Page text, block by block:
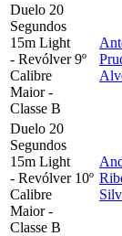
Duelo 20
Segundos
15m Light
- Revólver
Calibre
Maior -
Classe B
9º
Duelo 20
Segundos
15m Light
- Revólver
Calibre
Maior -
Classe B
10º